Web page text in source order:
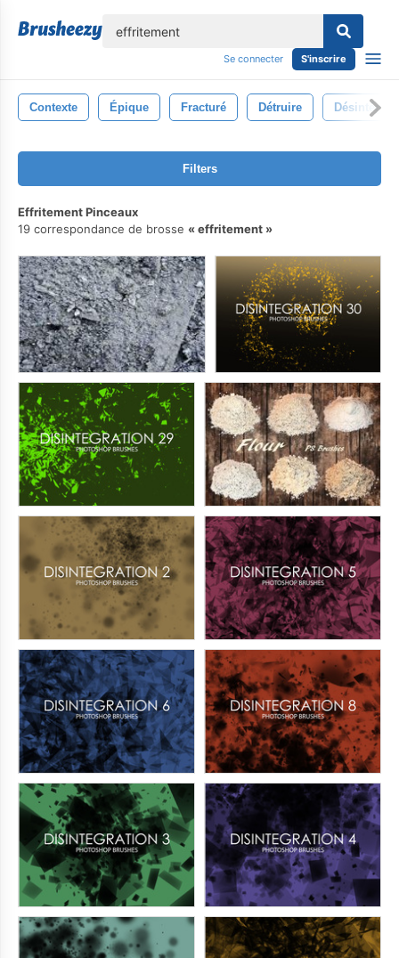
Se connecter S'inscrire
Contexte Épique Fracturé Détruire Désintégrer
Filters
Effritement Pinceaux
19 correspondance de brosse
effritement